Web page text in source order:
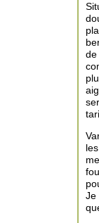
Je